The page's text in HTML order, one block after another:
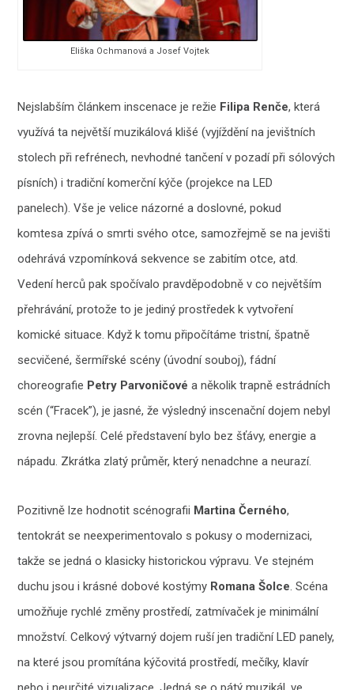
Eliška Ochmanová a Josef Vojtek
Nejslabším článkem inscenace je režie Filipa Renče, která
využívá ta největší muzikálová klišé (vyjíždění na jevištních
stolech při refrénech, nevhodné tančení v pozadí při sólových
písních) i tradiční komerční kýče (projekce na LED
panelech). Vše je velice názorné a doslovné, pokud
komtesa zpívá o smrti svého otce, samozřejmě se na jevišti
odehrává vzpomínková sekvence se zabitím otce, atd.
Vedení herců pak spočívalo pravděpodobně v co největším
přehrávání, protože to je jediný prostředek k vytvoření
komické situace. Když k tomu připočítáme tristní, špatně
secvičené, šermířské scény (úvodní souboj), fádní
choreografie Petry Parvoničovéa několik trapně estrádních
scén (“Fracek”), je jasné, že výsledný inscenační dojem nebyl
zrovna nejlepší. Celé představení bylo bez šťávy, energie a
nápadu. Zkrátka zlatý průměr, který nenadchne a neurazí.
Pozitivně lze hodnotit scénografii Martina Černého,
tentokrát se neexperimentovalo s pokusy o modernizaci,
takže se jedná o klasicky historickou výpravu. Ve stejném
duchu jsou i krásné dobové kostýmy Romana Šolce. Scéna
umožňuje rychlé změny prostředí, zatmívaček je minimální
množství. Celkový výtvarný dojem ruší jen tradiční LED panely,
na které jsou promítána kýčovitá prostředí, mečíky, klavír